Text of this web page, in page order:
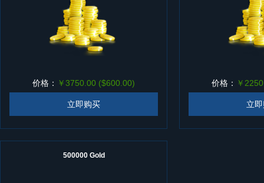
价格： ￥3750.00 ($600.00)
立即购买
价格： ￥
立
500000 Gold